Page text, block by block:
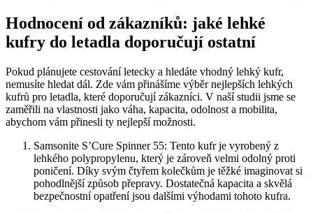
Hodnocení od zákazníků: jaké lehké
kufry do letadla doporučují ostatní
Pokud plánujete cestování letecky a hledáte vhodný lehký kufr,
nemusíte hledat dál. Zde vám přinášíme výběr nejlepších lehkých
kufrů pro letadla, které doporučují zákazníci. V naší studii jsme se
zaměřili na vlastnosti jako váha, kapacita, odolnost a mobilita,
abychom vám přinesli ty nejlepší možnosti.
Samsonite S’Cure Spinner 55: Tento kufr je vyrobený z
lehkého polypropylenu, který je zároveň velmi odolný proti
poničení. Díky svým čtyřem kolečkům je těžké imaginovat si
pohodlnější způsob přepravy. Dostatečná kapacita a skvělá
bezpečnostní opatření jsou dalšími výhodami tohoto kufra.